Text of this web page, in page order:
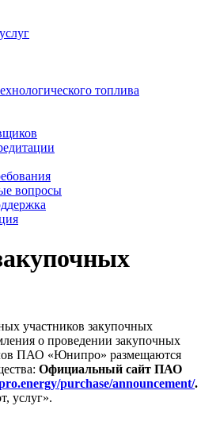
топлива
вопросы
участников закупочных
о проведении закупочных
ПАО «Юнипро» размещаются
Официальный сайт ПАО
purchase/announcement/.
услуг».